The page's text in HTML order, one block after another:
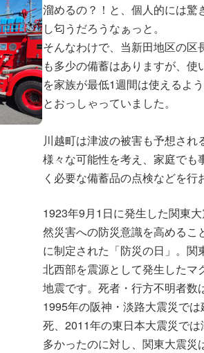
溜めるの？！と、個人的には驚
し匂うだろうなぁっと。
そんなわけで、当新田地区の区
も多少の備蓄はありますが、使
を家族が最低1週間は使えるよ
とおっしゃっていました。
川越町は津波の被害も予想され
様々な可能性を考え、家庭でも
く必要な備蓄品の点検などを行
1923年9月1日に発生した関東
然災害への防災意識を高めるこ
に制定された「防災の日」。関
北西部を震源として発生したマ
地震です。死者・行方不明者数
1995年の阪神・淡路大震災で
死、2011年の東日本大震災で
多かったのに対し、関東大震災